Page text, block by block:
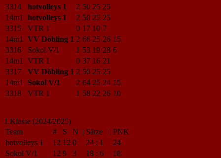
3314
hotvolleys 1 2 50 25 25
14m1
hotvolleys 1 2 50 25 25
3315
VTR 1 0 17 10 7
14m1
VV Döbling 1 2 66 25 26 15
3316
Sokol V/1 1 53 19 28 6
14m1
VTR 1 0 37 16 21
3317
VV Döbling 1 2 50 25 25
14m1
Sokol V/1 2 64 25 24 15
3318
VTR 1 1 58 22 26 10
1.Klasse (2024/2025)
Team
# S N | Sätze | PNK
hotvolleys 1
12 12 0 24 : 1
24
Sokol V/1
12 9 3 18 : 6
18